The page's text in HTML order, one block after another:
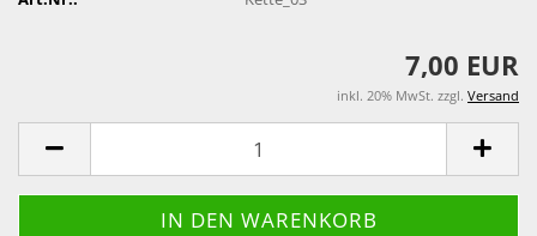
7,00 EUR
inkl. 20% MwSt. zzgl. Versand